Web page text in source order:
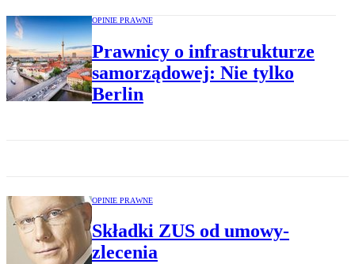
OPINIE PRAWNE
Prawnicy o infrastrukturze
samorządowej: Nie tylko
Berlin
OPINIE PRAWNE
Składki ZUS od umowy-
zlecenia